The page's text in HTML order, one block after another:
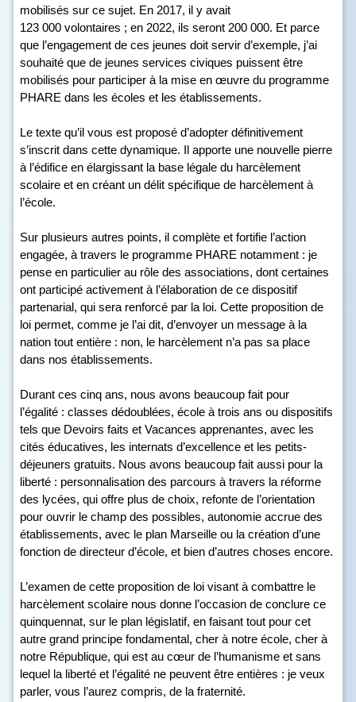
mobilisés sur ce sujet. En 2017, il y avait
123 000 volontaires ; en 2022, ils seront 200 000. Et parce
que l’engagement de ces jeunes doit servir d’exemple, j’ai
souhaité que de jeunes services civiques puissent être
mobilisés pour participer à la mise en œuvre du programme
PHARE dans les écoles et les établissements.
Le texte qu’il vous est proposé d’adopter définitivement
s’inscrit dans cette dynamique. Il apporte une nouvelle pierre
à l’édifice en élargissant la base légale du harcèlement
scolaire et en créant un délit spécifique de harcèlement à
l’école.
Sur plusieurs autres points, il complète et fortifie l’action
engagée, à travers le programme PHARE notamment : je
pense en particulier au rôle des associations, dont certaines
ont participé activement à l’élaboration de ce dispositif
partenarial, qui sera renforcé par la loi. Cette proposition de
loi permet, comme je l’ai dit, d’envoyer un message à la
nation tout entière : non, le harcèlement n’a pas sa place
dans nos établissements.
Durant ces cinq ans, nous avons beaucoup fait pour
l’égalité : classes dédoublées, école à trois ans ou dispositifs
tels que Devoirs faits et Vacances apprenantes, avec les
cités éducatives, les internats d’excellence et les petits-
déjeuners gratuits. Nous avons beaucoup fait aussi pour la
liberté : personnalisation des parcours à travers la réforme
des lycées, qui offre plus de choix, refonte de l’orientation
pour ouvrir le champ des possibles, autonomie accrue des
établissements, avec le plan Marseille ou la création d’une
fonction de directeur d’école, et bien d’autres choses encore.
L’examen de cette proposition de loi visant à combattre le
harcèlement scolaire nous donne l’occasion de conclure ce
quinquennat, sur le plan législatif, en faisant tout pour cet
autre grand principe fondamental, cher à notre école, cher à
notre République, qui est au cœur de l’humanisme et sans
lequel la liberté et l’égalité ne peuvent être entières : je veux
parler, vous l’aurez compris, de la fraternité.